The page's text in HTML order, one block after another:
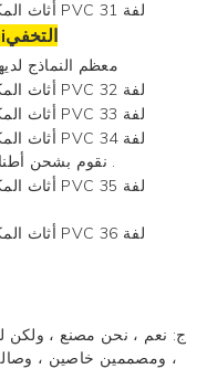
Acking acking hiالتخفي
معظم النماذج
نقوم بشحن كل اسبوع .
ج: نعم ، نحن مصنع ، ولكن
، ومصممين خاصين ،